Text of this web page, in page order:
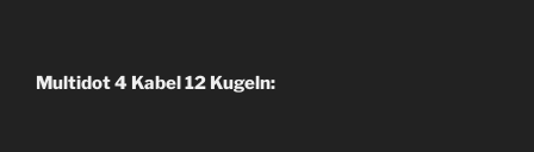
Multidot 4 Kabel 12 Kugeln: